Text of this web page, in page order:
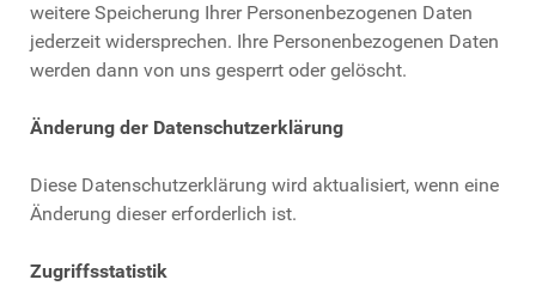
weitere Speicherung Ihrer Personenbezogenen Daten
jederzeit widersprechen. Ihre Personenbezogenen Daten
werden dann von uns gesperrt oder gelöscht.
Änderung der Datenschutzerklärung
Diese Datenschutzerklärung wird aktualisiert, wenn eine
Änderung dieser erforderlich ist.
Zugriffsstatistik